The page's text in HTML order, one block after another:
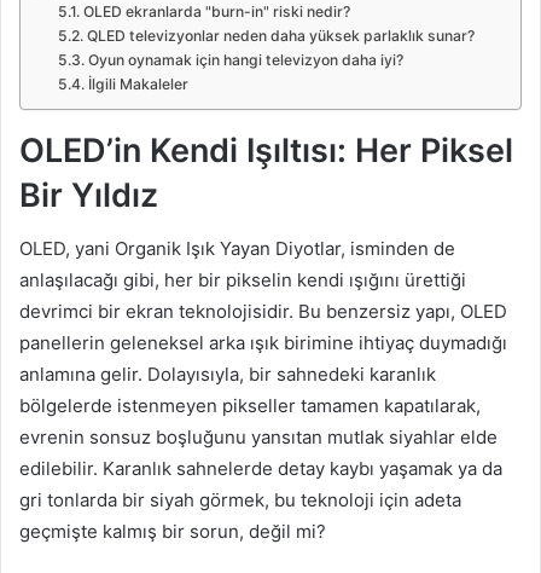
OLED ekranlarda "burn-in" riski nedir?
QLED televizyonlar neden daha yüksek parlaklık sunar?
Oyun oynamak için hangi televizyon daha iyi?
İlgili Makaleler
OLED’in Kendi Işıltısı: Her Piksel
Bir Yıldız
OLED, yani Organik Işık Yayan Diyotlar, isminden de
anlaşılacağı gibi, her bir pikselin kendi ışığını ürettiği
devrimci bir ekran teknolojisidir. Bu benzersiz yapı, OLED
panellerin geleneksel arka ışık birimine ihtiyaç duymadığı
anlamına gelir. Dolayısıyla, bir sahnedeki karanlık
bölgelerde istenmeyen pikseller tamamen kapatılarak,
evrenin sonsuz boşluğunu yansıtan mutlak siyahlar elde
edilebilir. Karanlık sahnelerde detay kaybı yaşamak ya da
gri tonlarda bir siyah görmek, bu teknoloji için adeta
geçmişte kalmış bir sorun, değil mi?